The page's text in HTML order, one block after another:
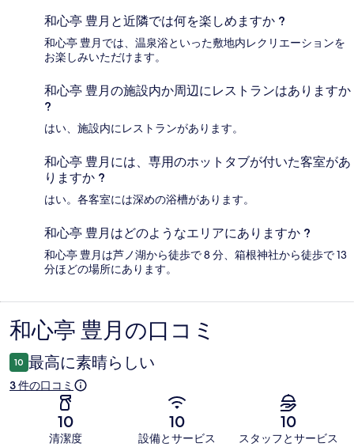
和心亭 豊月と近隣では何を楽しめますか ?
和心亭 豊月では、温泉浴といった敷地内レクリエーションを
お楽しみいただけます。
和心亭 豊月の施設内か周辺にレストランはありますか
?
はい、施設内にレストランがあります。
和心亭 豊月には、専用のホットタブが付いた客室があ
りますか ?
はい。各客室には深めの浴槽があります。
和心亭 豊月はどのようなエリアにありますか ?
和心亭 豊月は芦ノ湖から徒歩で 8 分、箱根神社から徒歩で 13
分ほどの場所にあります。
口
コ
ミ
和心亭 豊月の口コミ
10 最高に素晴らしい
3 件の口コミ
10
清潔度
10
設備とサービス
10
スタッフとサービス